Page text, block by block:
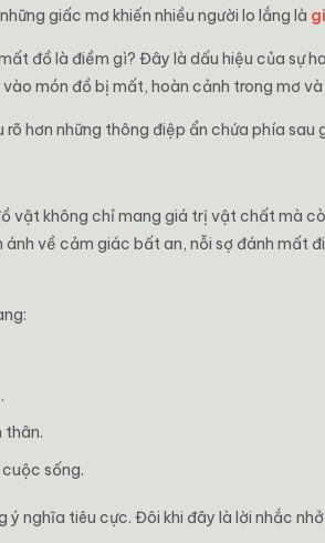
giấc mơ khiến nhiều người lo lắng là
đồ là điềm gì? Đây là dấu hiệu của sự
món đồ bị mất, hoàn cảnh trong mơ
rõ hơn những thông điệp ẩn chứa phía sau
vật không chỉ mang giá trị vật chất mà
về cảm giác bất an, nỗi sợ đánh mất
thân.
sống.
ý nghĩa tiêu cực. Đôi khi đây là lời nhắc